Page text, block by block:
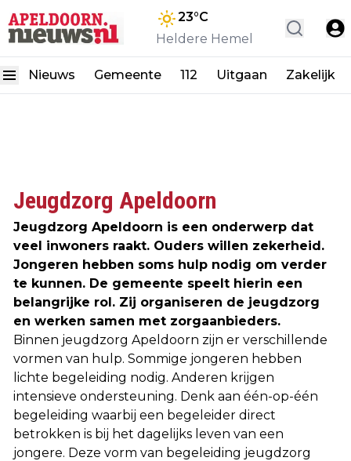
23°C
Heldere Hemel
Nieuws Gemeente 112 Uitgaan Zakelijk
Jeugdzorg Apeldoorn
Jeugdzorg Apeldoorn is een onderwerp dat
veel inwoners raakt. Ouders willen zekerheid.
Jongeren hebben soms hulp nodig om verder
te kunnen. De gemeente speelt hierin een
belangrijke rol. Zij organiseren de jeugdzorg
en werken samen met zorgaanbieders.
Binnen jeugdzorg Apeldoorn zijn er verschillende
vormen van hulp. Sommige jongeren hebben
lichte begeleiding nodig. Anderen krijgen
intensieve ondersteuning. Denk aan één-op-één
begeleiding waarbij een begeleider direct
betrokken is bij het dagelijks leven van een
jongere. Deze vorm van begeleiding jeugdzorg